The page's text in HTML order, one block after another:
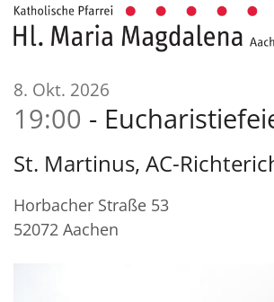
Zum Inhalt springen
8. Okt. 2026
19:00
St. Martinus, AC-
Horbacher Straße 53
52072 Aachen